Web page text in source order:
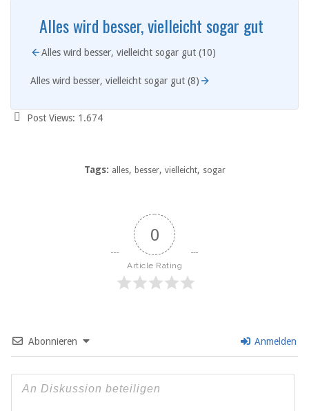
Alles wird besser, vielleicht sogar gut
Alles wird besser, vielleicht sogar gut (10)
Alles wird besser, vielleicht sogar gut (8)
Post Views: 1.674
Tags: alles, besser, vielleicht, sogar
0
Article Rating
Abonnieren Anmelden